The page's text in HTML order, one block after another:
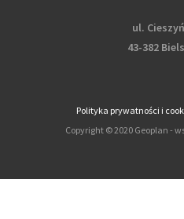
ul.
43-382
Polityka prywatności i
Copyright © 2020 Geoplan -